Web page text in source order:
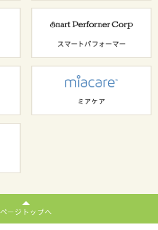
ページトップへ